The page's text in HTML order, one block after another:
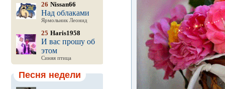
26 Nissan66
Над облаками
Ярмольник Леонид
25 Haris1958
И вас прошу об
этом
Синяя птица
Песня недели